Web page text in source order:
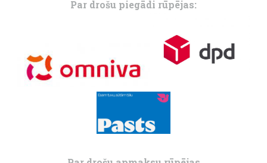
Par drošu piegādi rūpējas: